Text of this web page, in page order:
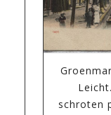
schroten